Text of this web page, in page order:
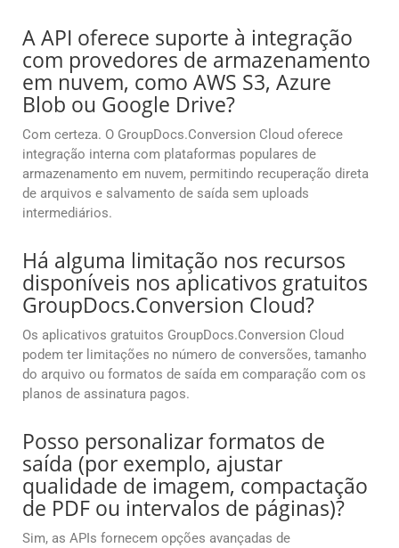
A API oferece suporte à integração
com provedores de armazenamento
em nuvem, como AWS S3, Azure
Blob ou Google Drive?
Com certeza. O GroupDocs.Conversion Cloud oferece
integração interna com plataformas populares de
armazenamento em nuvem, permitindo recuperação direta
de arquivos e salvamento de saída sem uploads
intermediários.
Há alguma limitação nos recursos
disponíveis nos aplicativos gratuitos
GroupDocs.Conversion Cloud?
Os aplicativos gratuitos GroupDocs.Conversion Cloud
podem ter limitações no número de conversões, tamanho
do arquivo ou formatos de saída em comparação com os
planos de assinatura pagos.
Posso personalizar formatos de
saída (por exemplo, ajustar
qualidade de imagem, compactação
de PDF ou intervalos de páginas)?
Sim, as APIs fornecem opções avançadas de